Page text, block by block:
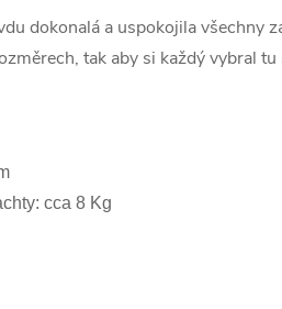
dokonalá a uspokojila všechny
tak aby si každý vybral
cca 8 Kg